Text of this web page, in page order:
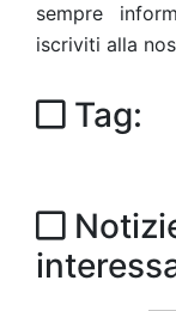
sempre
iscriviti alla
Tag: